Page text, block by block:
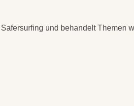
und behandelt Themen